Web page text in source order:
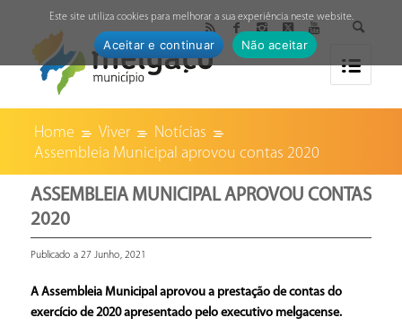
Home Viver
Notícias
Assembleia Municipal aprovou contas 2020
ASSEMBLEIA MUNICIPAL APROVOU CONTAS
2020
Publicado a 27 Junho, 2021
A Assembleia Municipal aprovou a prestação de contas do
exercício de 2020 apresentado pelo executivo melgacense.
Este site utiliza cookies para melhorar a sua experiência neste website.
Aceitar e continuar Não aceitar